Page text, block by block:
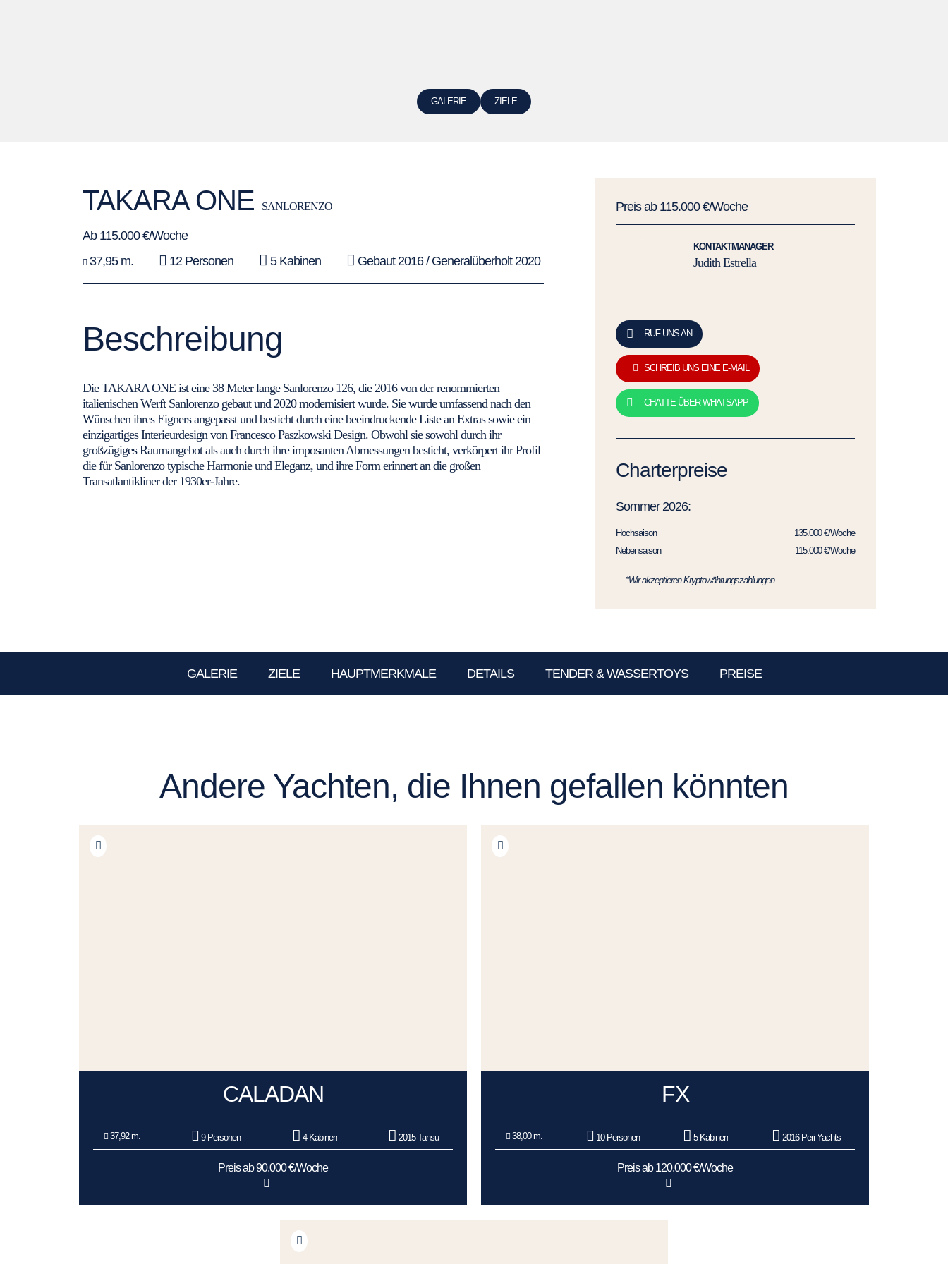
GALERIE ZIELE
TAKARA ONE SANLORENZO
Ab 115.000 €/Woche
37,95 m.
12 Personen 5 Kabinen Gebaut 2016 / Generalüberholt 2020
Beschreibung
Die TAKARA ONE ist eine 38 Meter lange Sanlorenzo 126, die 2016 von der renommierten
italienischen Werft Sanlorenzo gebaut und 2020 modernisiert wurde. Sie wurde umfassend nach den
Wünschen ihres Eigners angepasst und besticht durch eine beeindruckende Liste an Extras sowie ein
einzigartiges Interieurdesign von Francesco Paszkowski Design. Obwohl sie sowohl durch ihr
großzügiges Raumangebot als auch durch ihre imposanten Abmessungen besticht, verkörpert ihr Profil
die für Sanlorenzo typische Harmonie und Eleganz, und ihre Form erinnert an die großen
Transatlantikliner der 1930er-Jahre.
Preis ab 115.000 €/Woche
KONTAKTMANAGER
Judith Estrella
RUF UNS AN
SCHREIB UNS EINE E-MAIL
CHATTE ÜBER WHATSAPP
Charterpreise
Sommer 2026:
Hochsaison
135.000 €/Woche
Nebensaison
115.000 €/Woche
*Wir akzeptieren Kryptowährungszahlungen
GALERIE ZIELE HAUPTMERKMALE DETAILS TENDER & WASSERTOYS PREISE
Andere Yachten, die Ihnen gefallen könnten
CALADAN
37,92 m. 9 Personen 4 Kabinen 2015 Tansu
Preis ab 90.000 €/Woche
FX
38,00 m. 10 Personen 5 Kabinen 2016 Peri Yachts
Preis ab 120.000 €/Woche